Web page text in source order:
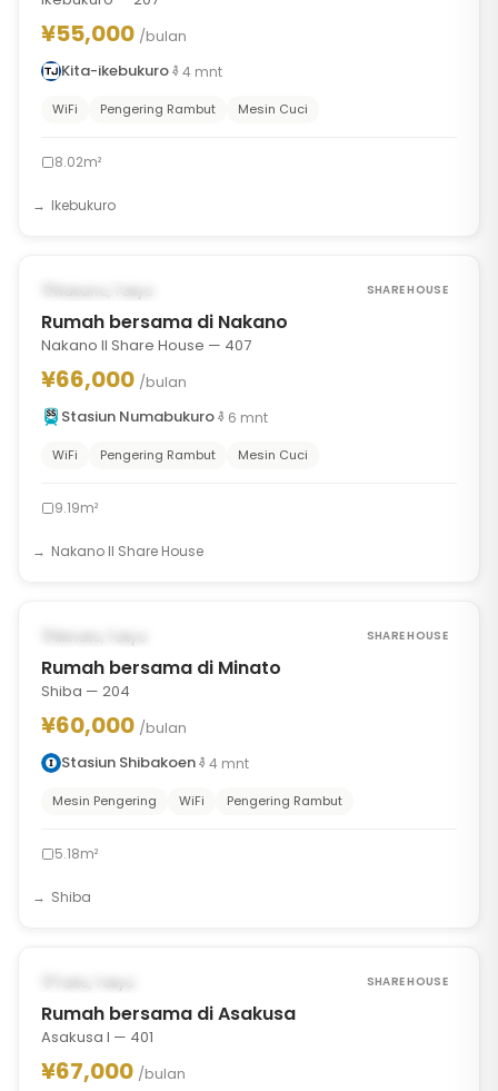
¥55,000 /bulan
Kita-ikebukuro
4 mnt
WiFi Pengering Rambut Mesin Cuci
8.02m²
Ikebukuro
Nakano, Tokyo SHARE HOUSE
Rumah bersama di Nakano
Nakano II Share House — 407
¥66,000 /bulan
Stasiun Numabukuro
6 mnt
WiFi Pengering Rambut Mesin Cuci
9.19m²
Nakano II Share House
MUNGKIN DARI SEP 15, 2026
Minato, Tokyo SHARE HOUSE
Rumah bersama di Minato
Shiba — 204
¥60,000 /bulan
Stasiun Shibakoen
4 mnt
Mesin Pengering WiFi Pengering Rambut
5.18m²
Shiba
Taito, Tokyo SHARE HOUSE
Rumah bersama di Asakusa
Asakusa I — 401
¥67,000 /bulan